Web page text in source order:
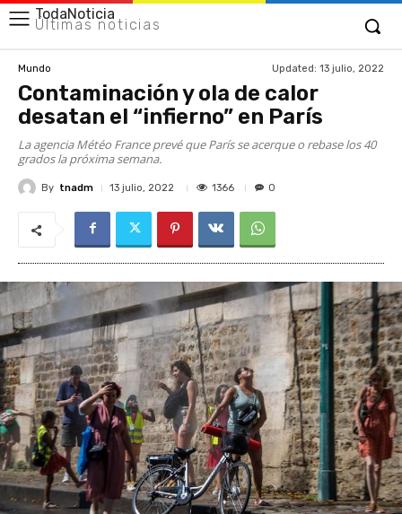
TodaNoticia
Últimas noticias
Mundo Updated: 13 julio, 2022
Contaminación y ola de calor
desatan el “infierno” en París
La agencia Météo France prevé que París se acerque o rebase los 40
grados la próxima semana.
By tnadm 13 julio, 2022 1366 0